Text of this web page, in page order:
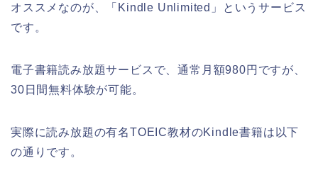
オススメなのが、「Kindle Unlimited」というサービス
です。
電子書籍読み放題サービスで、通常月額980円ですが、
30日間無料体験が可能。
実際に読み放題の有名TOEIC教材のKindle書籍は以下
の通りです。